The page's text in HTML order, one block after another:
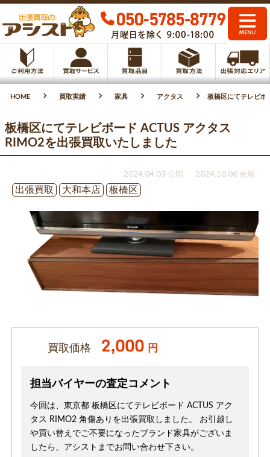
HOME 買取実績 家具 アクタス 板橋区にてテレビボ
板橋区にてテレビボード ACTUS アクタス
RIMO2を出張買取いたしました
2024.04.03 公開
2024.10.06 更新
出張買取
大和本店 板橋区
買取価格 2,000 円
担当バイヤーの査定コメント
今回は、東京都 板橋区にてテレビボード ACTUS アク
タス RIMO2 角傷ありを出張買取しました。 お引越し
や買い替えでご不要になったブランド家具がございま
したら、アシストまでお問い合わせ下さい。